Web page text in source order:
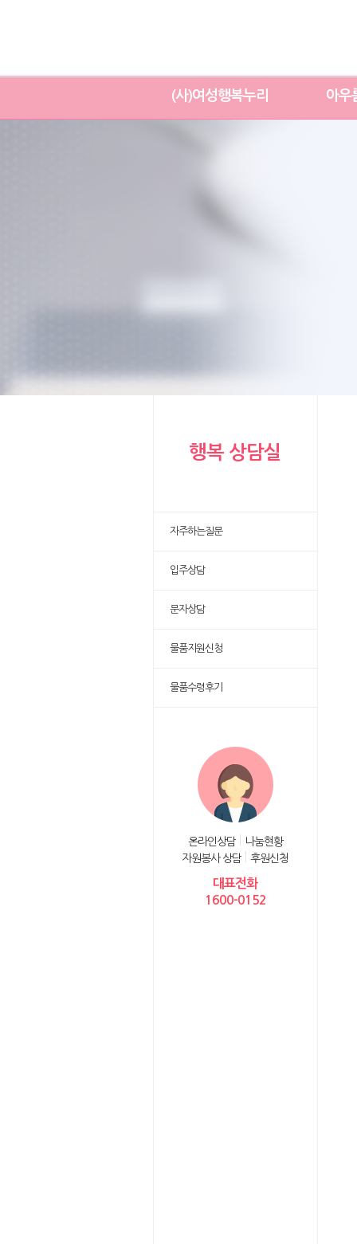
(사)여성행복누리 아우
행복 상담실
자주하는질문
입주상담
문자상담
물품지원신청
물품수령후기
온라인상담
나눔현황
자원봉사 상담
후원신청
대표전화
1600-0152